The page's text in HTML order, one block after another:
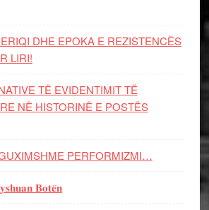
DHE EPOKA E REZISTENCЁS
LIRI!
TË EVIDENTIMIT TË
NË HISTORINË E POSTËS
PERFORMIZMI…
𝐁𝐨𝐭𝐞̈𝐧